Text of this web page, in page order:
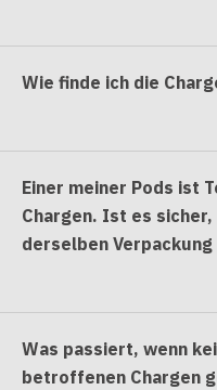
Wie finde ich die
Einer meiner Pods ist
Chargen. Ist es
derselben
Was passiert, wenn
betroffenen Chargen